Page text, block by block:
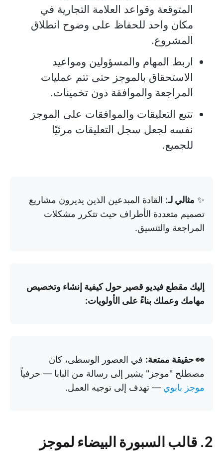
المتوقعة وقواعد العلامة التجارية في
مكان واحد للحفاظ على وضوح انطلاق
المشروع.
اربط المهام والمسؤولين ومواعيد
الاستحقاق بالموجز حتى تتم عمليات
المراجعة والموافقة دون تخمينات.
تتبع التعليقات والموافقات على الموجز
نفسه لجعل سجل التعليقات مرئيًا
للجميع.
✨ مثالي لـ: القادة المبدعين الذين يديرون مشاريع
تصميم متعددة الأطراف حيث تتكرر مشكلات
المراجعة والتنسيق.
إليك مقطع فيديو قصير حول كيفية إنشاء وتخصيص
مهامك وعملك بناءً على الأولويات:
👀 حقيقة ممتعة: في العصور الوسطى، كان
مصطلح "موجز" يشير إلى رسالة من البابا — حرفياً
موجز بابوي — تهدف إلى توجيه العمل.
2. قالب السبورة البيضاء لموجز